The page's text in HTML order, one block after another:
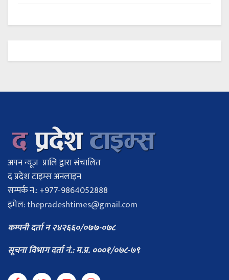
अपन न्यूज प्रालि द्वारा संचालित
द प्रदेश टाइम्स अनलाइन
सम्पर्क नं.: +977-9864052888
इमेल:thepradeshtimes@gmail.com
कम्पनी दर्ता न २४२६६०/०७७-०७८
सूचना विभाग दर्ता नं.: म.प्र. ०००१/०७८-७९